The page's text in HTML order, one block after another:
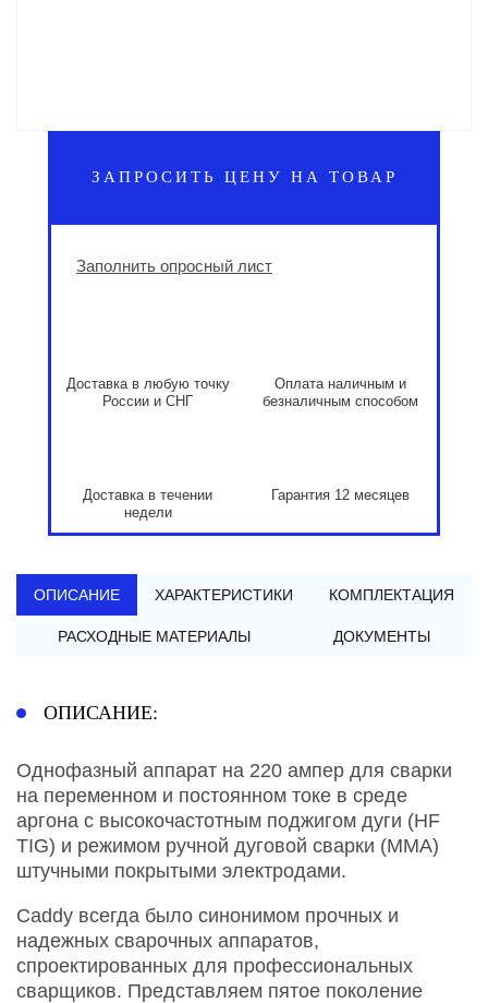
ЗАПРОСИТЬ ЦЕНУ НА ТОВАР
Заполнить опросный лист
Доставка в любую точку
России и СНГ
Оплата наличным и
безналичным способом
Доставка в течении
недели
Гарантия 12 месяцев
ОПИСАНИЕ ХАРАКТЕРИСТИКИ КОМПЛЕКТАЦИЯ
РАСХОДНЫЕ МАТЕРИАЛЫ ДОКУМЕНТЫ
ОПИСАНИЕ:
Однофазный аппарат на 220 ампер для сварки
на переменном и постоянном токе в среде
аргона с высокочастотным поджигом дуги (HF
TIG) и режимом ручной дуговой сварки (ММА)
штучными покрытыми электродами.
Caddy всегда было синонимом прочных и
надежных сварочных аппаратов,
спроектированных для профессиональных
сварщиков. Представляем пятое поколение